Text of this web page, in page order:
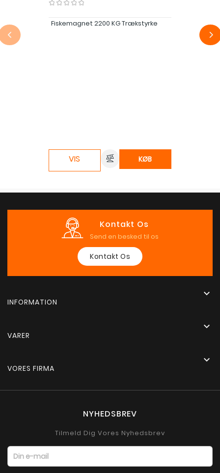
Fiskemagnet 2200 KG Trækstyrke
VIS KØB
Kontakt Os
Send en besked til os
Kontakt Os
INFORMATION

VARER

VORES FIRMA

NYHEDSBREV
Tilmeld Dig Vores Nyhedsbrev